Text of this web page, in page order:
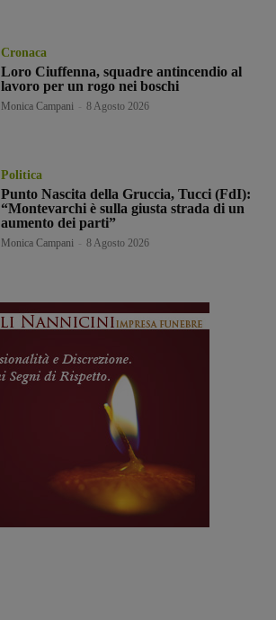
Cronaca
Loro Ciuffenna, squadre antincendio al
lavoro per un rogo nei boschi
Monica Campani 8 Agosto 2026
Politica
Punto Nascita della Gruccia, Tucci (FdI):
“Montevarchi è sulla giusta strada di un
aumento dei parti”
Monica Campani 8 Agosto 2026